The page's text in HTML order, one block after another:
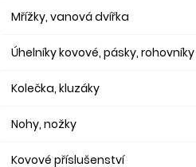
Mřížky, vanová dvířka
Úhelníky kovové, pásky, rohovníky
Kolečka, kluzáky
Nohy, nožky
Kovové příslušenství